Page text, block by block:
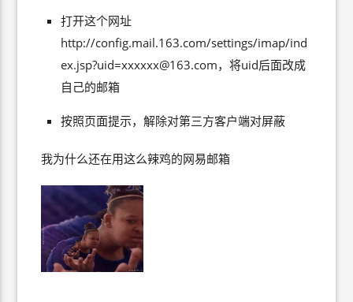
打开这个网址
http://config.mail.163.com/settings/imap/ind
ex.jsp?uid=xxxxxx@163.com，将uid后面改成
自己的邮箱
按照页面提示，解除对第三方客户端对屏蔽
我为什么还在用这么辣鸡的网易邮箱